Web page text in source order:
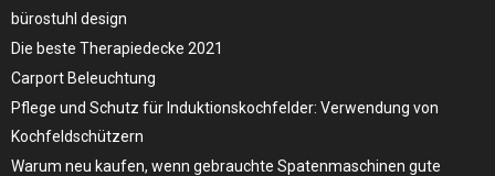
bürostuhl design
Die beste Therapiedecke 2021
Carport Beleuchtung
Pflege und Schutz für Induktionskochfelder: Verwendung von
Kochfeldschützern
Warum neu kaufen, wenn gebrauchte Spatenmaschinen gute